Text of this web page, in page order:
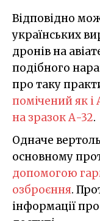
Відповідно
українських
дронів на
подібного
про таку
помічений як і
на зразок А-32.
Одначе
основному
допомогою
озброєння.
інформації